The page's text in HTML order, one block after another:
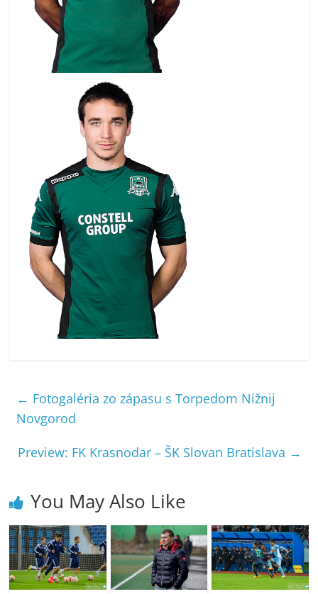
← Fotogaléria zo zápasu s Torpedom Nižnij
Novgorod
Preview: FK Krasnodar – ŠK Slovan Bratislava →
You May Also Like